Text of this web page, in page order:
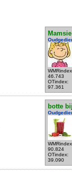
Mamsie
46.743
OTindex:
97.361
botte
90.824
OTindex:
39.090